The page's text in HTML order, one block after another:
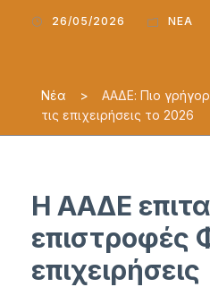
26/05/2026 ΝΈΑ
Νέα >
ΑΑΔΕ: Πιο
τις επιχειρήσεις το 2026
Η ΑΑΔΕ
επιστροφές
επιχειρήσεις